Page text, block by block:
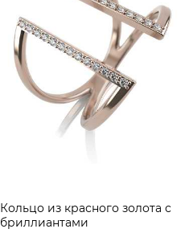
Кольцо из красного золота с
бриллиантами